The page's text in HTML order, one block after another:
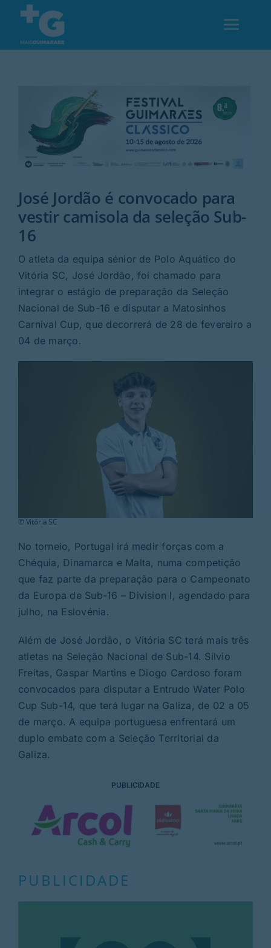
content
Desporto
Opinião
Região
Rubricas
Jornal
José Jordão é convocado para
vestir camisola da seleção Sub-
16
O atleta da equipa sénior de Polo Aquático do
Vitória SC, José Jordão, foi chamado para
integrar o estágio de preparação da Seleção
Nacional de Sub-16 e disputar a Matosinhos
Carnival Cup, que decorrerá de 28 de fevereiro a
04 de março.
© Vitória SC
No torneio, Portugal irá medir forças com a
Chéquia, Dinamarca e Malta, numa competição
que faz parte da preparação para o Campeonato
da Europa de Sub-16 – Division I, agendado para
julho, na Eslovénia.
Além de José Jordão, o Vitória SC terá mais três
atletas na Seleção Nacional de Sub-14. Sílvio
Freitas, Gaspar Martins e Diogo Cardoso foram
convocados para disputar a Entrudo Water Polo
Cup Sub-14, que terá lugar na Galiza, de 02 a 05
de março. A equipa portuguesa enfrentará um
duplo embate com a Seleção Territorial da
Galiza.
PUBLICIDADE
PUBLICIDADE